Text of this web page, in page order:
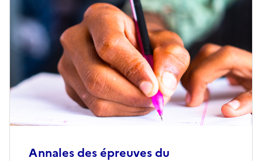
Annales des épreuves du